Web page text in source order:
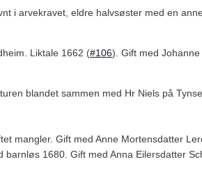
i arvekravet, eldre halvsøster med en
Liktale 1662 (#106). Gift med
blandet sammen med Hr Niels på
mangler. Gift med Anne Mortensdatter
1680. Gift med Anna Eilersdatter